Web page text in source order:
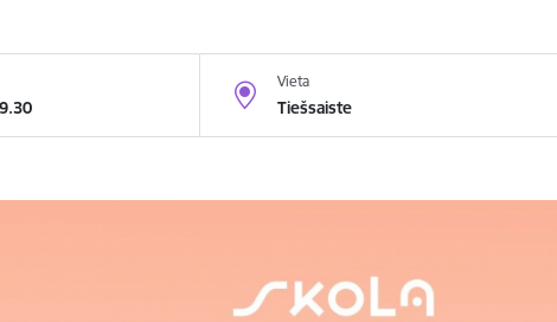
Vieta
Tiešsaiste